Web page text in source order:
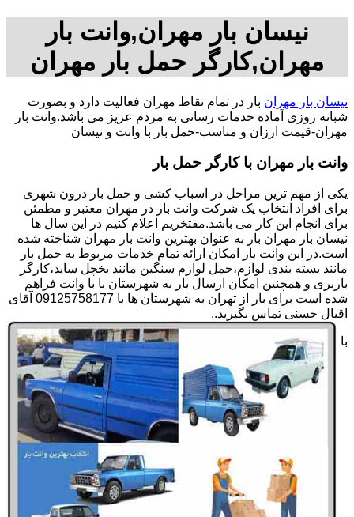
نیسان بار مهران,وانت بار
مهران,کارگر حمل بار مهران
نیسان بار مهران بار در تمام نقاط مهران فعالیت دارد و بصورت
شبانه روزی آماده خدمات رسانی به مردم عزیز می باشد.وانت بار
مهران-قیمت ارزان و مناسب-حمل بار با وانت و نیسان
وانت بار مهران با کارگر حمل بار
یکی از مهم ترین مراحل در اسباب کشی و حمل بار درون شهری
برای افراد انتخاب یک شرکت وانت بار در مهران معتبر و مطمئن
برای انجام این کار می باشد.مفتخریم اعلام کنیم در این سال ها
نیسان بار مهران بار به عنوان بهترین وانت بار مهران شناخته شده
است.در این وانت بار امکان ارائه تمام خدمات مربوط به حمل بار
مانند بسته بندی لوازم،حمل لوازم سنگین مانند یخچل ساید،کارگر
باربری و همچنین امکان ارسال بار به شهرستان با با وانت فراهم
شده است برای بار از تهران به شهرستان ها با 09125758177 آقای
اقبال حسنی تماس بگیرید..
با